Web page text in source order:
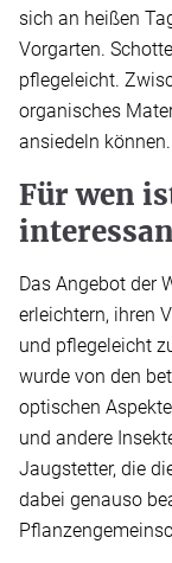
sich an heißen
Vorgarten.
pflegeleicht.
organisches
ansiedeln können.
Für wen
Das Angebot der
erleichtern, ihren
und pflegeleicht
wurde von den
optischen
und andere
Jaugstetter, die
dabei genauso